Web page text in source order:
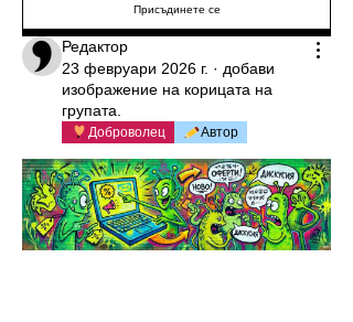
Присъдинете се
Редактор
23 февруари 2026 г. · добави
изображение на корицата на
групата.
Доброволец Автор